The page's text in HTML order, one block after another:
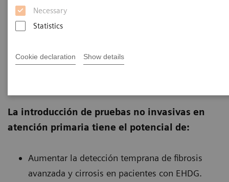
Necessary
Statistics
Cookie declaration Show details
contrastados del ELF Test
de sangre más accesible puede ayudar a
mejorar los resultados clínicos y a reducir
La introducción de pruebas no invasivas en
atención primaria tiene el potencial de:
Aumentar la detección temprana de fibrosis
avanzada y cirrosis en pacientes con EHDG.